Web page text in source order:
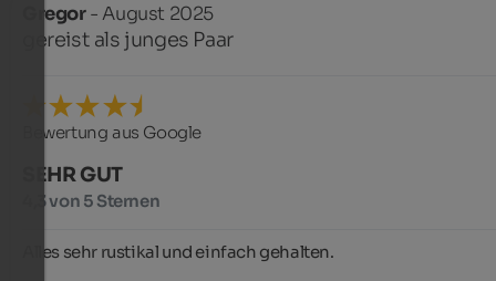
Gregor- August 2025
gereist als junges Paar
Bewertung aus Google
SEHR GUT
4,3 von 5 Sternen
Alles sehr rustikal und einfach gehalten.